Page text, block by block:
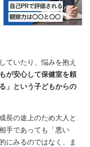
ていたり、悩みを抱え
が安心して保健室を頼
」という子どもからの
長の途上のため大人と
手であっても「悪い
にみるのではなく、ま